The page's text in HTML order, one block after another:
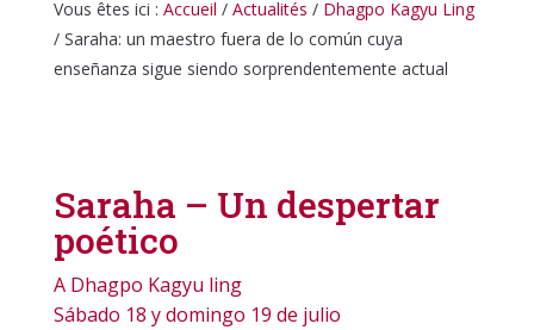
Vous êtes ici : Accueil / Actualités / Dhagpo Kagyu Ling
/ Saraha: un maestro fuera de lo común cuya
enseñanza sigue siendo sorprendentemente actual
Saraha – Un despertar
poético
A Dhagpo Kagyu ling
Sábado 18 y domingo 19 de julio